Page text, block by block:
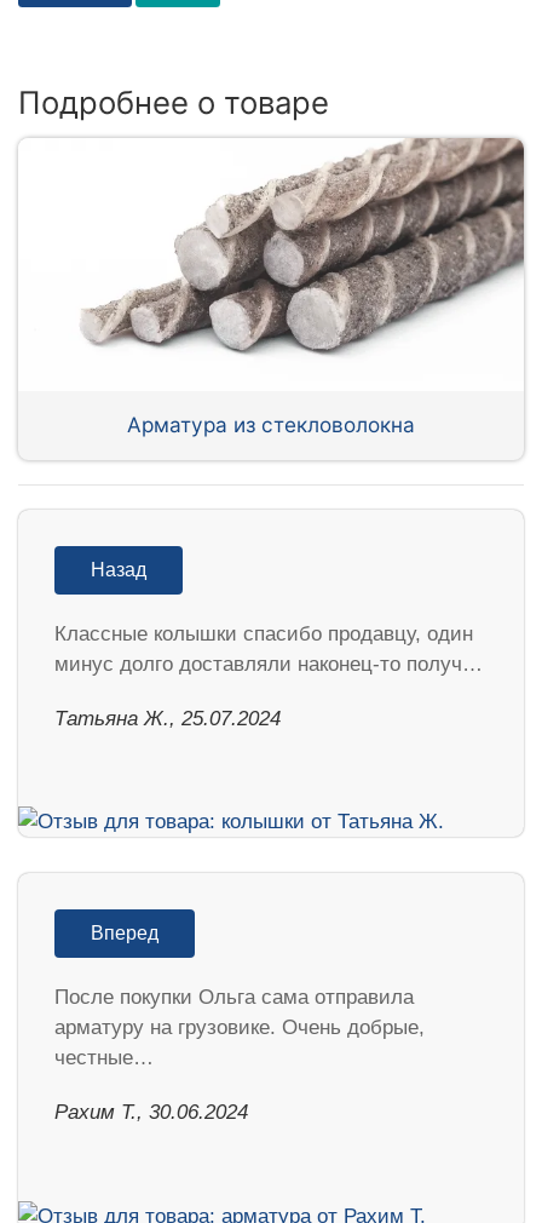
Подробнее о товаре
Арматура из стекловолокна
Назад
Классные колышки спасибо продавцу, один
минус долго доставляли наконец-то получ…
Татьяна Ж., 25.07.2024
Вперед
После покупки Ольга сама отправила
арматуру на грузовике. Очень добрые,
честные…
Рахим Т., 30.06.2024